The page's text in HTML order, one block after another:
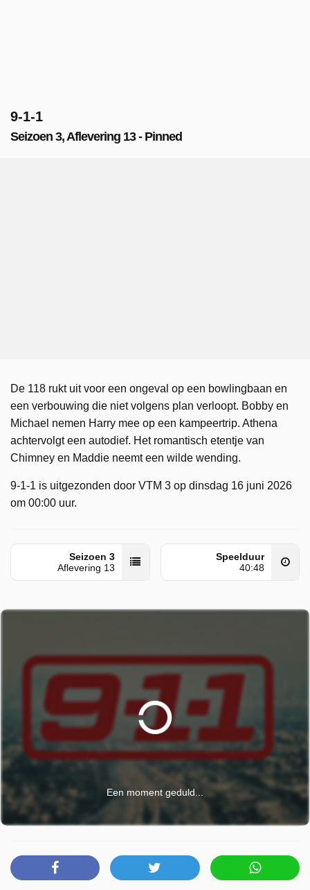
9-1-1
Seizoen 3, Aflevering 13 - Pinned
De 118 rukt uit voor een ongeval op een bowlingbaan en
een verbouwing die niet volgens plan verloopt. Bobby en
Michael nemen Harry mee op een kampeertrip. Athena
achtervolgt een autodief. Het romantisch etentje van
Chimney en Maddie neemt een wilde wending.
9-1-1 is uitgezonden door VTM 3 op dinsdag 16 juni 2026
om 00:00 uur.
Seizoen 3
Aflevering 13
Speelduur
40:48
Een moment geduld...